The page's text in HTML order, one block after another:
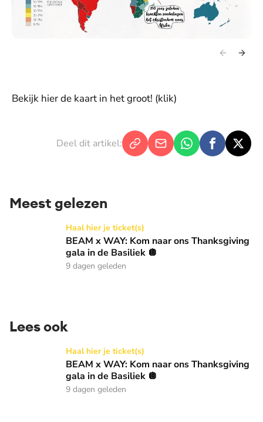
Bekijk hier de kaart in het groot! (klik)
Deel dit artikel:
Meest gelezen
BEAM x WAY: Kom naar ons Thanksgiving gala in de
Haal hier je ticket(s)
BEAM x WAY: Kom naar ons Thanksgiving
gala in de Basiliek 🪩
9 dagen geleden
Lees ook
BEAM x WAY: Kom naar ons Thanksgiving gala in de
Haal hier je ticket(s)
BEAM x WAY: Kom naar ons Thanksgiving
gala in de Basiliek 🪩
9 dagen geleden